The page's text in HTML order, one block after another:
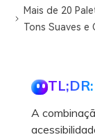
Mais de 20
Tons Suaves e
TL;DR:
A